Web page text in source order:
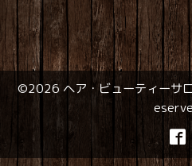
©2026 ヘア・ビューティーサ